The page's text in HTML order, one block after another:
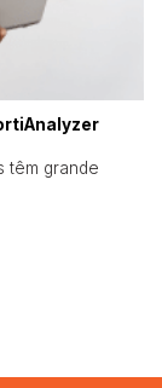
têm grande